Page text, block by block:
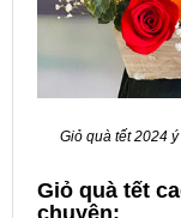
Giỏ quà tết 2024
Giỏ quà tết